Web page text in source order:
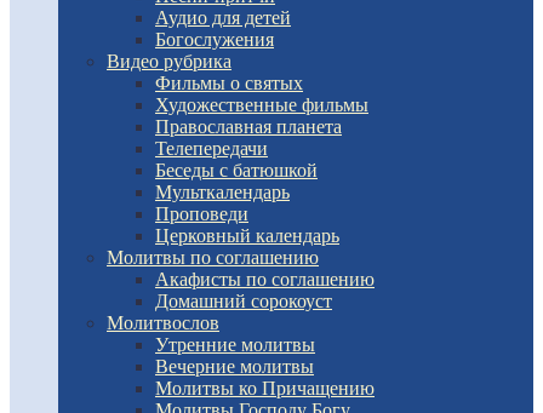
Аудио для детей
Богослужения
Видео рубрика
Фильмы о святых
Художественные фильмы
Православная планета
Телепередачи
Беседы с батюшкой
Мульткалендарь
Проповеди
Церковный календарь
Молитвы по соглашению
Акафисты по соглашению
Домашний сорокоуст
Молитвослов
Утренние молитвы
Вечерние молитвы
Молитвы ко Причащению